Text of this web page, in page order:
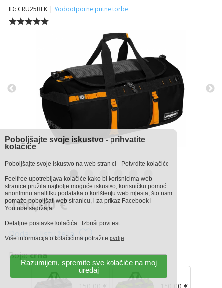
ID: CRU25BLK | Vodootporne putne torbe
150,00 €
Dodaj u listu želja
Boja: crna
150,00 €
Poboljšajte svoje iskustvo - prihvatite
kolačiće
Poboljšajte svoje iskustvo na web stranici - Potvrdite kolačiće
Feelfree upotrebljava kolačiće kako bi korisnicima web
stranice pružila najbolje moguće iskustvo, korisničku pomoć,
anonimnu analitiku podataka o korištenju web mjesta, što nam
pomaže poboljšati web stranicu, i za prikaz Facebook i
Youtube sadržaja.
Detaljne postavke kolačića. Izbriši povijest .
Više informacija o kolačićima potražite ovdje
Razumijem, spremite sve kolačiće na moj
uređaj